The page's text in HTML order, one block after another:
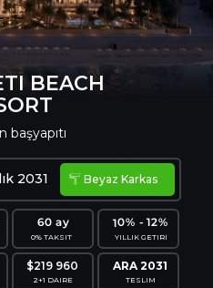
10% - 12%
YILLIK GETIRI
60 ay
0% TAKSIT
$219 960
2+1 DAIRE
ARA 2031
TESLIM
BEACH
başyapıtı
Beyaz Karkas
2031